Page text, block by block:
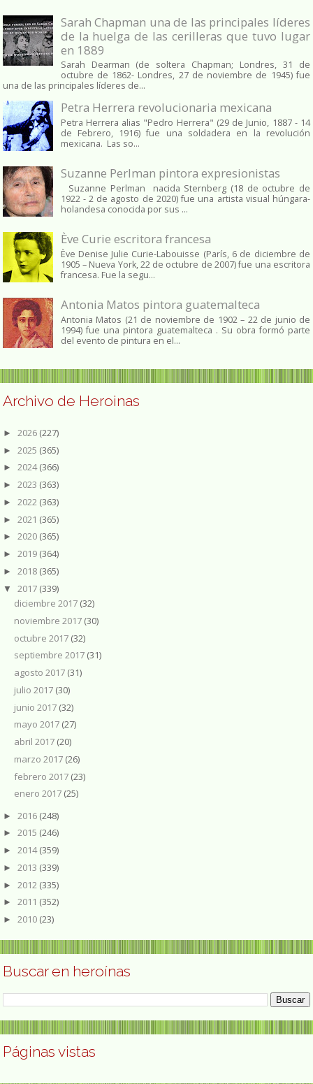
Sarah Chapman una de las principales líderes
de la huelga de las cerilleras que tuvo lugar
en 1889
Sarah Dearman (de soltera Chapman; Londres, 31 de
octubre de 1862​- Londres, 27 de noviembre de 1945)​ fue
una de las principales líderes de...
Petra Herrera revolucionaria mexicana
Petra Herrera alias "Pedro Herrera" (29 de Junio, 1887 - 14
de Febrero, 1916) fue una soldadera en la revolución
mexicana. Las so...
Suzanne Perlman pintora expresionistas
Suzanne Perlman nacida Sternberg (18 de octubre de
1922 - 2 de agosto de 2020) fue una artista visual húngara-
holandesa conocida por sus ...
Ève Curie escritora francesa
Ève Denise Julie Curie-Labouisse (París, 6 de diciembre de
1905 – Nueva York, 22 de octubre de 2007) fue una escritora
francesa. Fue la segu...
Antonia Matos pintora guatemalteca
Antonia Matos (21 de noviembre de 1902 – 22 de junio de
1994) fue una pintora guatemalteca . Su obra formó parte
del evento de pintura en el...
Archivo de Heroinas
► 2026 (227)
► 2025 (365)
► 2024(366)
► 2023 (363)
► 2022 (363)
► 2021 (365)
► 2020 (365)
► 2019 (364)
► 2018 (365)
▼ 2017 (339)
diciembre 2017 (32)
noviembre 2017 (30)
octubre 2017 (32)
septiembre 2017 (31)
agosto 2017 (31)
julio 2017 (30)
junio 2017 (32)
mayo 2017 (27)
abril 2017 (20)
marzo 2017 (26)
febrero 2017 (23)
enero 2017 (25)
► 2016 (248)
► 2015 (246)
► 2014(359)
► 2013 (339)
► 2012 (335)
► 2011 (352)
► 2010 (23)
Buscar en heroínas
Páginas vistas